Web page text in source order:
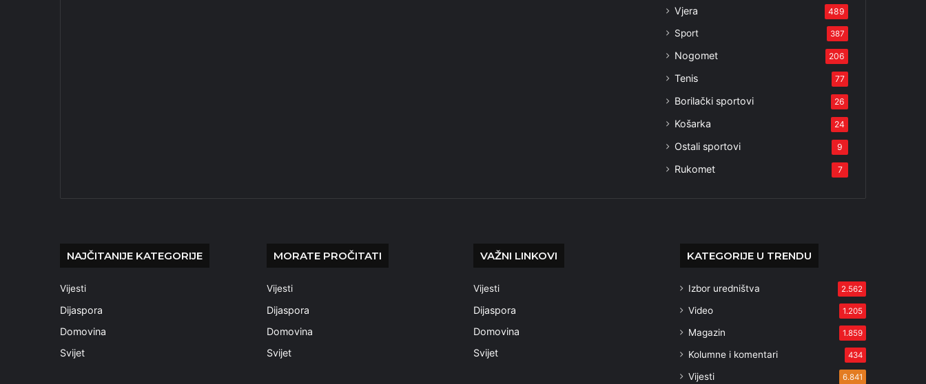
Vjera 489
Sport 387
Nogomet 206
Tenis 77
Borilački sportovi 26
Košarka 24
Ostali sportovi 9
Rukomet 7
NAJČITANIJE KATEGORIJE
Vijesti
Dijaspora
Domovina
Svijet
MORATE PROČITATI
Vijesti
Dijaspora
Domovina
Svijet
VAŽNI LINKOVI
Vijesti
Dijaspora
Domovina
Svijet
KATEGORIJE U TRENDU
Izbor uredništva 2.562
Video 1.205
Magazin 1.859
Kolumne i komentari 434
Vijesti 6.841